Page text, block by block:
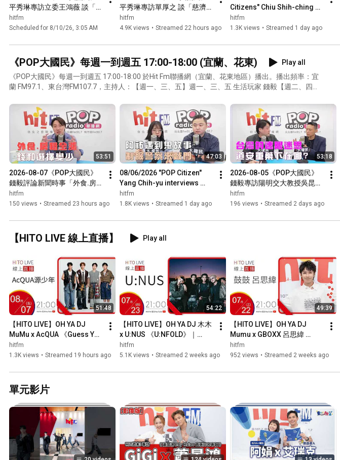
平秀琳專訪立委王鴻薇 談「政
經時事」
hitfm
Scheduled for 8/10/26, 3:05 AM
平秀琳專訪單厚之 談「慈濟因
疫苗遭詐騙！藍綠又吵不
停！/ 從疫苗到毒油！綠全推
hitfm
4.9K views • Streamed 22 hours ago
Citizens" Chiu Shih-ching
discusses "Russia-Ukraine
'War of Attrition'! / H...
hitfm
1.3K views • Streamed 1 day ago
《POP大國民》每週一到週五 17:00-18:00 (宜蘭、花東)
Play all
《POP大國民》每週一到週五 17:00-18:00 於Hit Fm聯播網（宜蘭、花東地區）播出。播出頻率：宜
蘭 FM97.1、東台灣FM107.7，主持人：【週一、三、五】週一、三、五 生活玩家 錢毅【週二、四】
53:51
2026-08-07《POP大國民》
錢毅評論新聞時事「外食.房租
全漲 錢和選擇變少」
hitfm
150 views • Streamed 23 hours ago
47:03
08/06/2026 "POP Citizen"
Yang Chih-yu interviews
former KMT New Media
Department Director Wei
hitfm
1.8K views • Streamed 1 day ago
53:18
2026-08-05《POP大國民》
錢毅專訪陽明交大教授吳昆峯
「台灣的速限迷思 道安重藥應
該下在哪裡?」
hitfm
196 views • Streamed 2 days ago
【HITO LIVE 線上直播】 Play all
51:48
【HITO LIVE】OH YA DJ
MuMu x AcQUA 《Guess You
Like It》｜08/07/2026
hitfm
1.3K views • Streamed 19 hours ago
54:22
【HITO LIVE】OH YA DJ 木木
x U:NUS 《U:NFOLD》｜
2026.7.23
hitfm
5.1K views • Streamed 2 weeks ago
49:39
【HITO LIVE】OH YA DJ
Mumu x GBOXX 呂思緯
"Vitamin G"｜07/22/2026
hitfm
952 views • Streamed 2 weeks ago
單元影片